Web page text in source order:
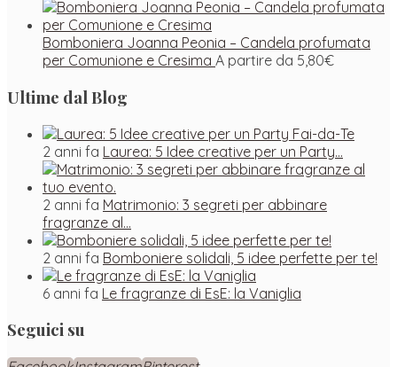
Bomboniera Joanna Peonia – Candela profumata
per Comunione e Cresima A partire da 5,80€
Ultime dal Blog
2 anni fa Laurea: 5 Idee creative per un Party…
2 anni fa Matrimonio: 3 segreti per abbinare
fragranze al…
2 anni fa Bomboniere solidali, 5 idee perfette per te!
6 anni fa Le fragranze di EsE: la Vaniglia
Seguici su